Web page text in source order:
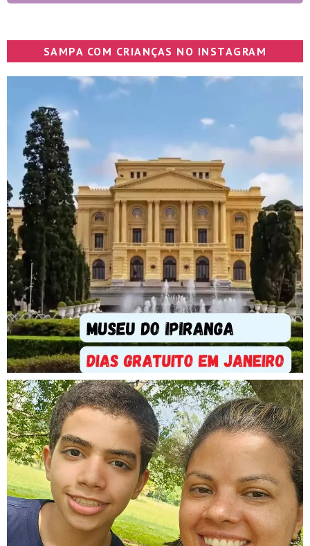
SAMPA COM CRIANÇAS NO INSTAGRAM